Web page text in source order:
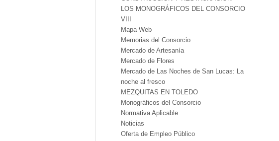
LOS MONOGRÁFICOS DEL CONSORCIO
VIII
Mapa Web
Memorias del Consorcio
Mercado de Artesanía
Mercado de Flores
Mercado de Las Noches de San Lucas: La
noche al fresco
MEZQUITAS EN TOLEDO
Monográficos del Consorcio
Normativa Aplicable
Noticias
Oferta de Empleo Público